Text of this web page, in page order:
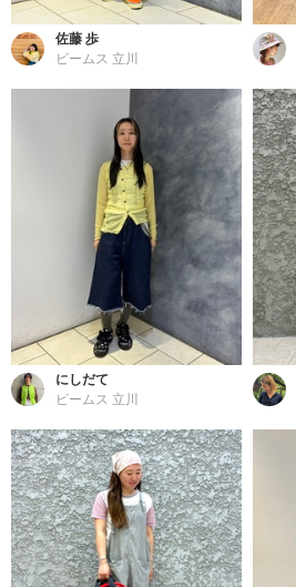
佐藤 歩
ビームス 立川
にしだて
ビームス 立川